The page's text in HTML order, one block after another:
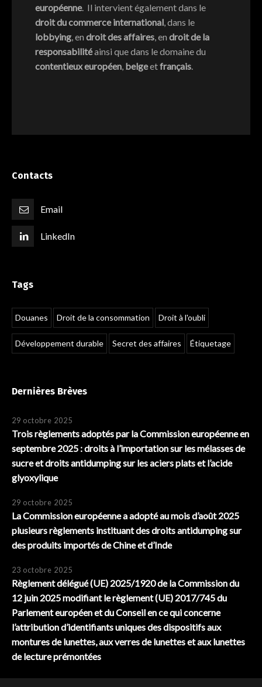
européenne. Il intervient également dans le
droit du commerce international, dans le
lobbying, en droit des affaires, en droit de la
responsabilitéainsi que dans le domaine du
contentieux européen, belgeetfrançais.
Contacts
Email
LinkedIn
Tags
Douanes Droit de la consommation Droit à l'oubli
Développement durable Secret des affaires Étiquetage
Dernières Brèves
29 octobre 2025
Trois règlements adoptés par la Commission européenne en
septembre 2025 : droits à l’importation sur les mélasses de
sucre et droits antidumping sur les aciers plats et l’acide
glyoxylique
29 octobre 2025
La Commission européenne a adopté au mois d’août 2025
plusieurs règlements instituant des droits antidumping sur
des produits importés de Chine et d’Inde
23 octobre 2025
Règlement délégué (UE) 2025/1920 de la Commission du
12 juin 2025 modifiant le règlement (UE) 2017/745 du
Parlement européen et du Conseil en ce qui concerne
l’attribution d’identifiants uniques des dispositifs aux
montures de lunettes, aux verres de lunettes et aux lunettes
de lecture prémontées